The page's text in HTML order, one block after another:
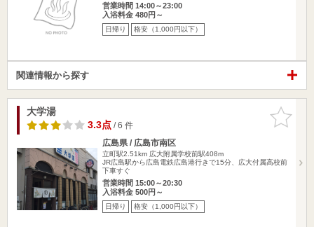
営業時間 14:00～23:00
入浴料金 480円～
日帰り 格安（1,000円以下）
関連情報から探す
お気に入
りに追加
大学湯
3.3点/ 6 件
広島県 / 広島市南区
立町駅2.51km 広大附属学校前駅408m
JR広島駅から広島電鉄広島港行きで15分、広大付属高校前
下車すぐ
営業時間 15:00～20:30
入浴料金 500円～
日帰り 格安（1,000円以下）